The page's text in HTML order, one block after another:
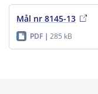
Mål nr 8145-13
PDF 285 kB